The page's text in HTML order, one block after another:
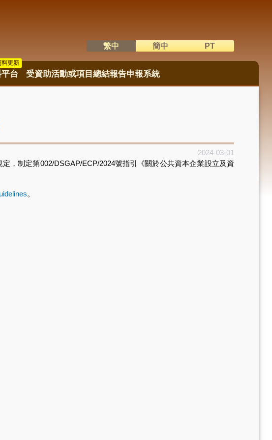
語系切換
繁中 簡中 PT
台
料更新
料更新
受資助活動或項目總結報告申報系統
2024-03-01
制定第002/DSGAP/ECP/2024號指引《關於公共資本企業設立及資
。